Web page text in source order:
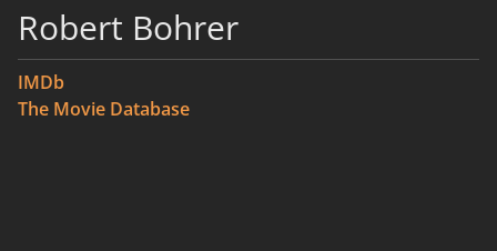
Robert Bohrer
IMDb
The Movie Database